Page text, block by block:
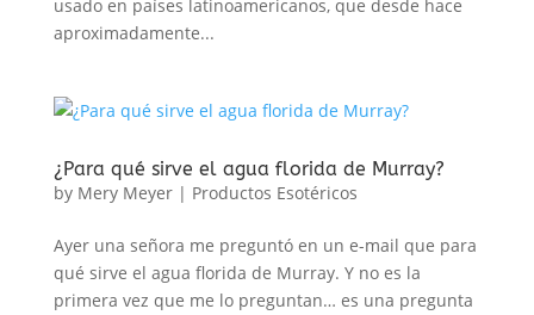
usado en países latinoamericanos, que desde hace
aproximadamente...
¿Para qué sirve el agua florida de Murray?
by Mery Meyer| Productos Esotéricos
Ayer una señora me preguntó en un e-mail que para
qué sirve el agua florida de Murray. Y no es la
primera vez que me lo preguntan… es una pregunta